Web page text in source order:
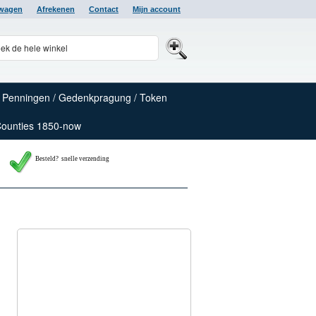
Afrekenen Contact Mijn account
Penningen / Gedenkpragung / Token
1850-now
Besteld? snelle verzending